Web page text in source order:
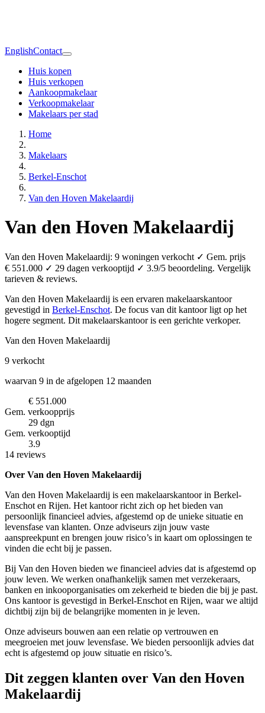
EnglishContact
Huis kopen
Huis verkopen
Aankoopmakelaar
Verkoopmakelaar
Makelaars per stad
Home
Makelaars
Berkel-Enschot
Van den Hoven Makelaardij
Van den Hoven Makelaardij
Van den Hoven Makelaardij: 9 woningen verkocht ✓ Gem. prijs
€ 551.000 ✓ 29 dagen verkooptijd ✓ 3.9/5 beoordeling. Vergelijk
tarieven & reviews.
Van den Hoven Makelaardij is een ervaren makelaarskantoor
gevestigd in Berkel-Enschot. De focus van dit kantoor ligt op het
hogere segment. Dit makelaarskantoor is een gerichte verkoper.
Van den Hoven Makelaardij
9 verkocht
waarvan 9 in de afgelopen 12 maanden
€ 551.000
Gem. verkoopprijs
29 dgn
Gem. verkooptijd
3.9
14 reviews
Over Van den Hoven Makelaardij
Van den Hoven Makelaardij is een makelaarskantoor in Berkel-
Enschot en Rijen. Het kantoor richt zich op het bieden van
persoonlijk financieel advies, afgestemd op de unieke situatie en
levensfase van klanten. Onze adviseurs zijn jouw vaste
aanspreekpunt en brengen jouw risico’s in kaart om oplossingen te
vinden die echt bij je passen.
Bij Van den Hoven bieden we financieel advies dat is afgestemd op
jouw leven. We werken onafhankelijk samen met verzekeraars,
banken en inkooporganisaties om zekerheid te bieden die bij je past.
Ons kantoor is gevestigd in Berkel-Enschot en Rijen, waar we altijd
dichtbij zijn bij de belangrijke momenten in je leven.
Onze adviseurs bouwen aan een relatie op vertrouwen en
meegroeien met jouw levensfase. We bieden persoonlijk advies dat
echt is afgestemd op jouw situatie en risico’s.
Dit zeggen klanten over Van den Hoven
Makelaardij